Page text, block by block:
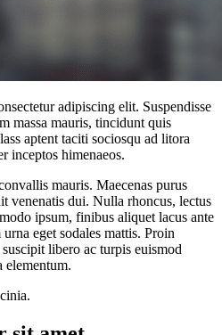
massa mauris, tincidunt quis
aptent taciti sociosqu ad litora
inceptos himenaeos.
mauris. Maecenas purus
venenatis dui. Nulla rhoncus, lectus
ipsum, finibus aliquet lacus ante
eget sodales mattis. Proin
libero ac turpis euismod
elementum.